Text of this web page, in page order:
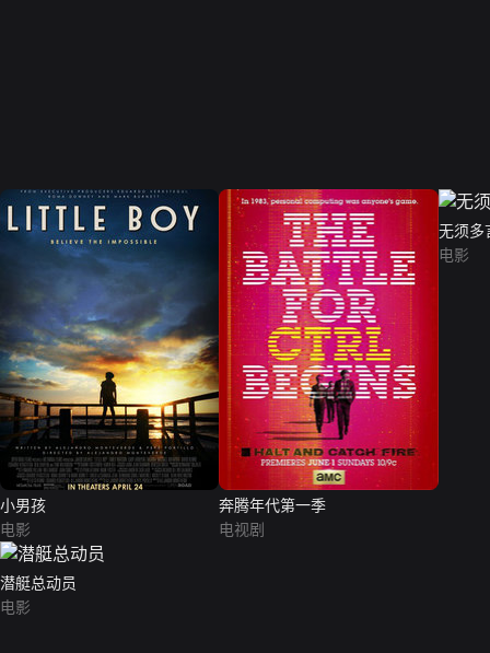
小男孩
电影
奔腾年代第一季
电视剧
无须多
电影
潜艇总动员
电影